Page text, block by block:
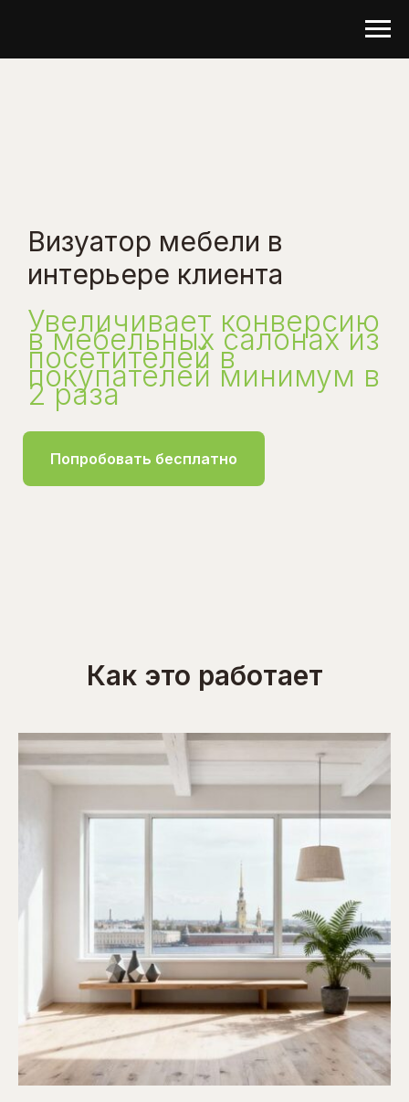
Визуатор мебели в
интерьере клиента
Увеличивает конверсию
в мебельных салонах из
посетителей в
покупателей минимум в
2 раза
Попробовать бесплатно
Как это работает